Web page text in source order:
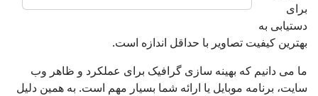
برای
دستیابی به
بهترین کیفیت تصاویر با حداقل اندازه است.
ما می دانیم که بهینه سازی گرافیک برای عملکرد و ظاهر وب
سایت، برنامه موبایل یا ارائه شما بسیار مهم است. به همین دلیل